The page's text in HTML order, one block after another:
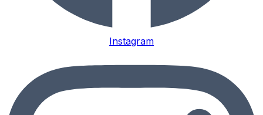
Instagram